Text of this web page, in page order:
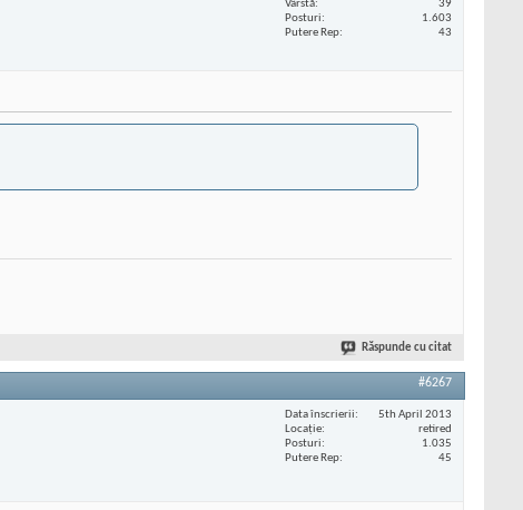
Vârstă
39
Posturi
1.603
Putere Rep
43
Răspunde cu citat
#6267
Data înscrierii
5th April 2013
Locaţie
retired
Posturi
1.035
Putere Rep
45